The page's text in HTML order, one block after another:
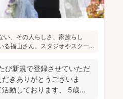
い、その人らしさ、家族らし
る福山さん。スタジオやスクー
自由な雰囲気を思い出に残され
します(^^)
び新規で登録させていただ
きありがとうございま
動しております、 5歳の